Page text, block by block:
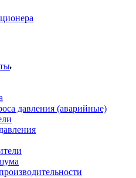
давления (аварийные)